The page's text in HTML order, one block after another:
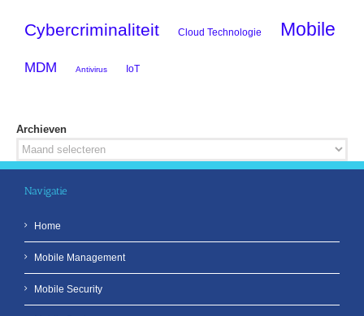
Cybercriminaliteit Cloud Technologie Mobile
MDM Antivirus IoT
Archieven
Archieven
Navigatie
Home
Mobile Management
Mobile Security